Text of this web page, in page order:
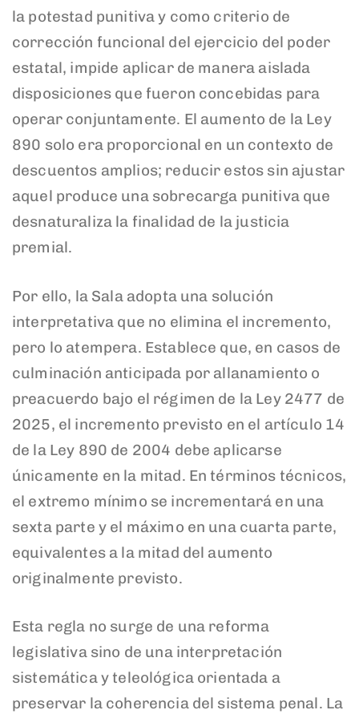
la potestad punitiva y como criterio de
corrección funcional del ejercicio del poder
estatal, impide aplicar de manera aislada
disposiciones que fueron concebidas para
operar conjuntamente. El aumento de la Ley
890 solo era proporcional en un contexto de
descuentos amplios; reducir estos sin ajustar
aquel produce una sobrecarga punitiva que
desnaturaliza la finalidad de la justicia
premial.
Por ello, la Sala adopta una solución
interpretativa que no elimina el incremento,
pero lo atempera. Establece que, en casos de
culminación anticipada por allanamiento o
preacuerdo bajo el régimen de la Ley 2477 de
2025, el incremento previsto en el artículo 14
de la Ley 890 de 2004 debe aplicarse
únicamente en la mitad. En términos técnicos,
el extremo mínimo se incrementará en una
sexta parte y el máximo en una cuarta parte,
equivalentes a la mitad del aumento
originalmente previsto.
Esta regla no surge de una reforma
legislativa sino de una interpretación
sistemática y teleológica orientada a
preservar la coherencia del sistema penal. La